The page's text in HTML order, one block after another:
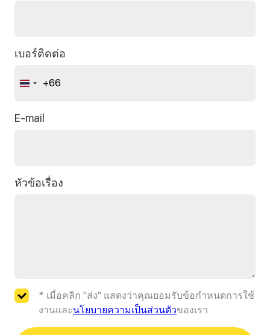
เบอร์ติดต่อ
Thailand
+66
E-mail
หัวข้อเรื่อง
* เมื่อคลิก "ส่ง" แสดงว่าคุณยอมรับข้อกำหนดการใช้
งานและนโยบายความเป็นส่วนตัวของเรา